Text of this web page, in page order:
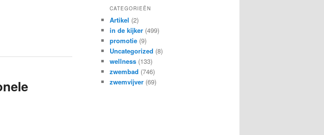
CATEGORIEËN
Artikel (2)
in de kijker (499)
promotie (9)
Uncategorized (8)
wellness (133)
zwembad (746)
zwemvijver (69)